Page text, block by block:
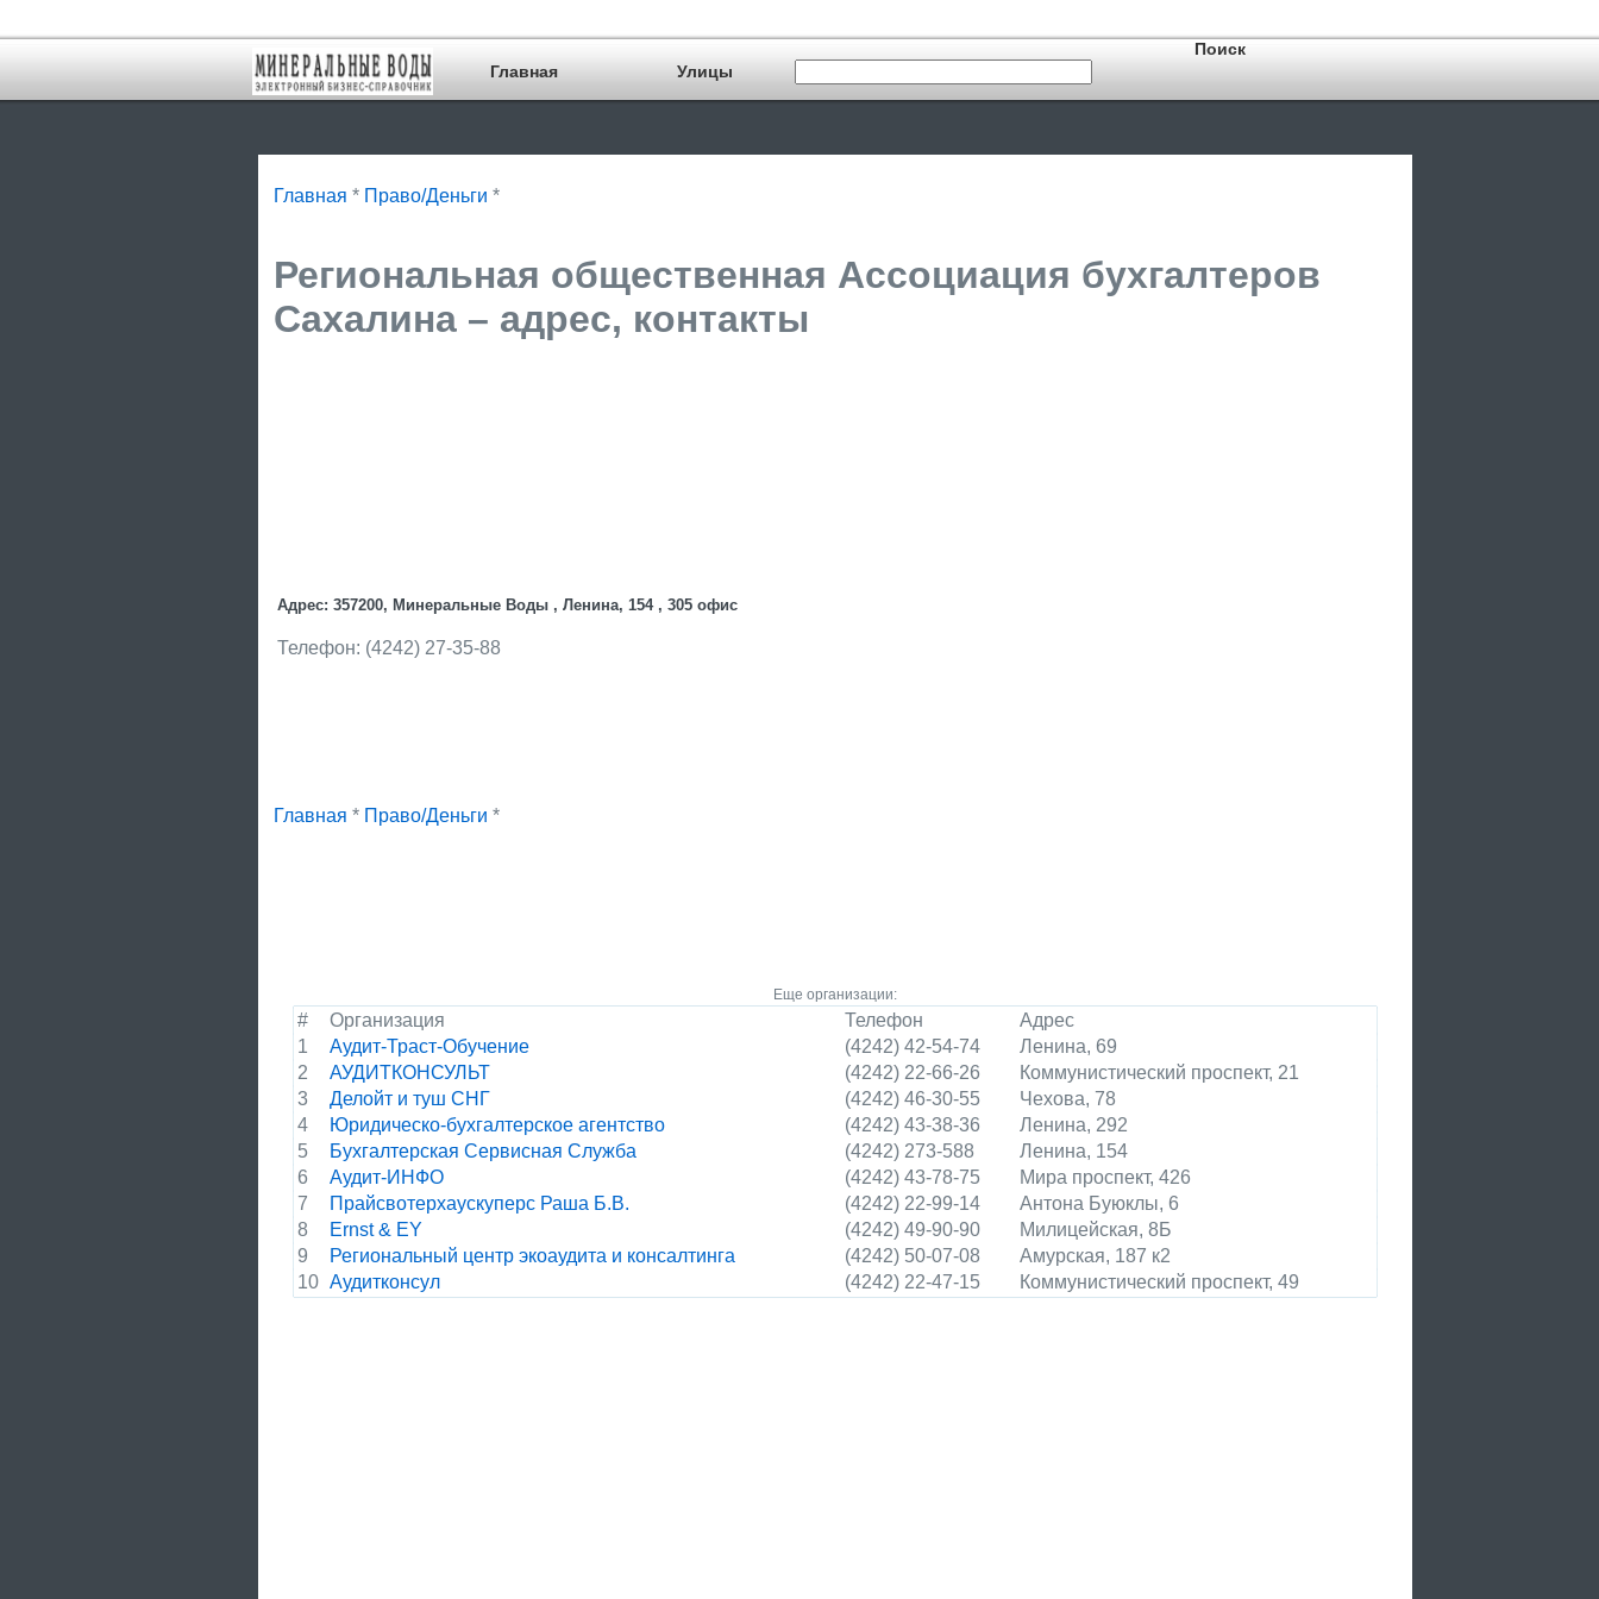
Главная Улицы
Главная * Право/Деньги *
Региональная общественная Ассоциация бухгалтеров
Сахалина – адрес, контакты
Адрес: 357200, Минеральные Воды , Ленина, 154 , 305 офис
Телефон: (4242) 27-35-88
Главная * Право/Деньги *
Еще организации:
# Организация Телефон
Адрес
1
Аудит-Траст-Обучение (4242) 42-54-74
Ленина, 69
2
АУДИТКОНСУЛЬТ (4242) 22-66-26
Коммунистический проспект, 21
3
Делойт и туш СНГ (4242) 46-30-55
Чехова, 78
4
Юридическо-бухгалтерское агентство (4242) 43-38-36
Ленина, 292
5
Бухгалтерская Сервисная Служба (4242) 273-588
Ленина, 154
6
Аудит-ИНФО (4242) 43-78-75
Мира проспект, 426
7
Прайсвотерхаускуперс Раша Б.В. (4242) 22-99-14
Антона Буюклы, 6
8
Ernst & EY (4242) 49-90-90
Милицейская, 8Б
9
Региональный центр экоаудита и консалтинга (4242) 50-07-08
Амурская, 187 к2
10 Аудитконсул (4242) 22-47-15 Коммунистический проспект, 49